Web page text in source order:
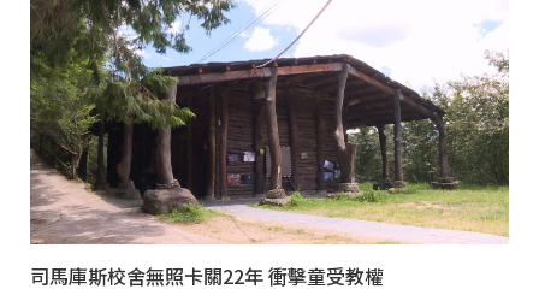
司馬庫斯校舍無照卡關22年 衝擊童受教權